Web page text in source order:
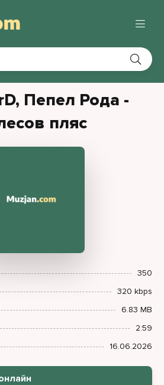
Пепел Рода -
пляс
350
320 kbps
6.83 MB
2:59
16.06.2026